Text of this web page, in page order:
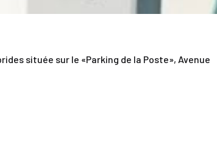
située sur le «Parking de la Poste», Avenue